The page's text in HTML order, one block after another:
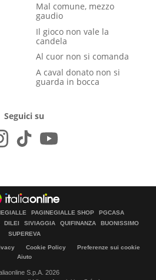
Mal comune, mezzo
gaudio
Il gioco non vale la
candela
Al cuor non si comanda
A caval donato non si
guarda in bocca
Seguici su
PAGINEGIALLE SHOP
PGCASA
DILEI SIVIAGGIA QUIFINANZA
BUONISSIMO
SUPEREVA
Cookie Policy
Preferenze sui cookie
Aiuto
S.p.A. 2026